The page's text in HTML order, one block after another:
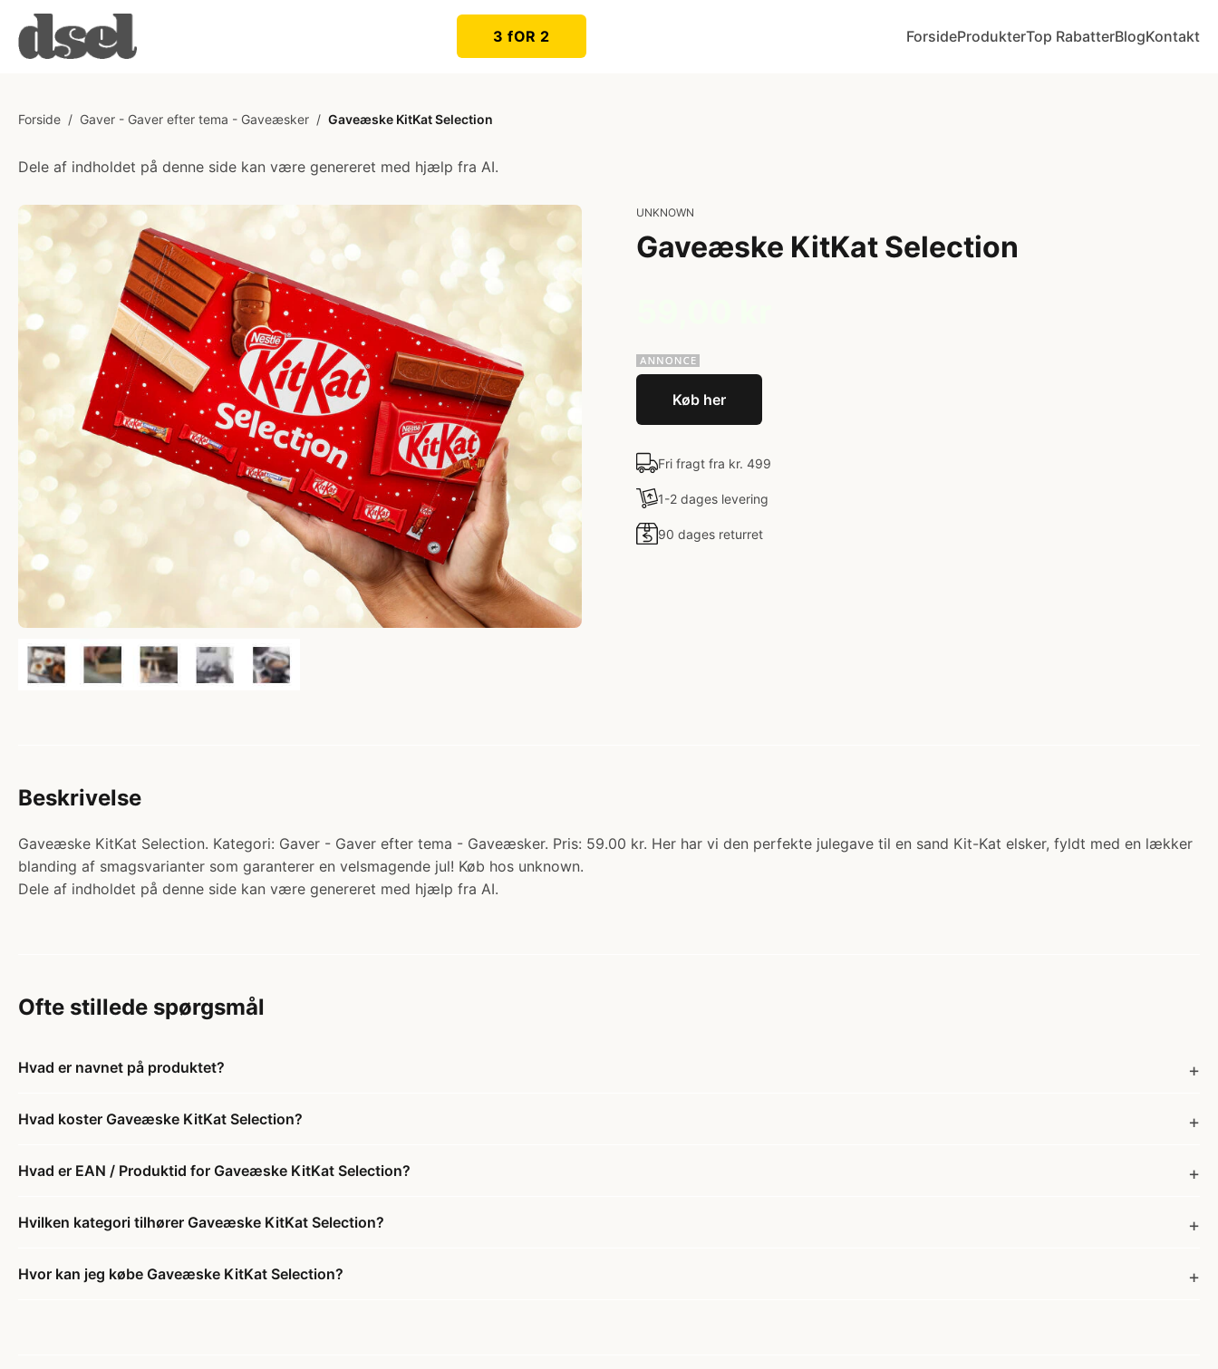
3 fOR 2 ForsideProdukterTop RabatterBlogKontakt
Forside / Gaver - Gaver efter tema - Gaveæsker / Gaveæske KitKat Selection
Dele af indholdet på denne side kan være genereret med hjælp fra AI.
UNKNOWN
Gaveæske KitKat Selection
Køb her
Fri fragt fra kr. 499
1-2 dages levering
90 dages returret
Beskrivelse
Gaveæske KitKat Selection. Kategori: Gaver - Gaver efter tema - Gaveæsker. Pris: 59.00 kr. Her har vi den perfekte julegave til en sand Kit-Kat elsker, fyldt med en lækker
blanding af smagsvarianter som garanterer en velsmagende jul! Køb hos unknown.
Dele af indholdet på denne side kan være genereret med hjælp fra AI.
Ofte stillede spørgsmål
Hvad er navnet på produktet?
Hvad koster Gaveæske KitKat Selection?
Hvad er EAN / Produktid for Gaveæske KitKat Selection?
Hvilken kategori tilhører Gaveæske KitKat Selection?
Hvor kan jeg købe Gaveæske KitKat Selection?